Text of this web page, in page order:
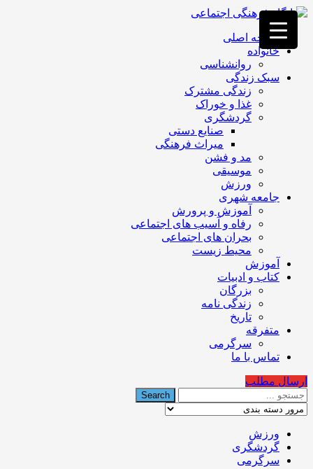
فصد
خون
غرب
تهران
خشکشویی
تصفیه
تهران
صفحه اصلی
خانواده
روانشناسی
سبک زندگی
زندگی مشترک
غذا و خوراک
گردشگری
صنایع دستی
میراث فرهنگی
مد و فشن
موسیقی
ورزش
جامعه شهری
آموزش و پرورش
رفاه و آسیب های اجتماعی
بحران های اجتماعی
محیط زیست
آموزش
کتاب و ادبیات
بزرگان
زندگی نامه
تاریخ
متفرقه
سرگرمی
تماس با ما
ارسال مطلب
ورزش
گردشگری
سرگرمی